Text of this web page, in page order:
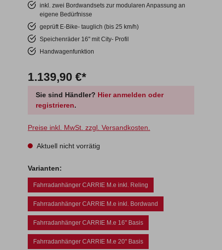
inkl. zwei Bordwandsets zur modularen Anpassung an
eigene Bedürfnisse
geprüft E-Bike- tauglich (bis 25 km/h)
Speichenräder 16" mit City- Profil
Handwagenfunktion
1.139,90 €*
Sie sind Händler? Hier anmelden oder
registrieren.
Preise inkl. MwSt. zzgl. Versandkosten.
Aktuell nicht vorrätig
Varianten:
Fahrradanhänger CARRIE M.e inkl. Reling
Fahrradanhänger CARRIE M.e inkl. Bordwand
Fahrradanhänger CARRIE M.e 16" Basis
Fahrradanhänger CARRIE M.e 20" Basis